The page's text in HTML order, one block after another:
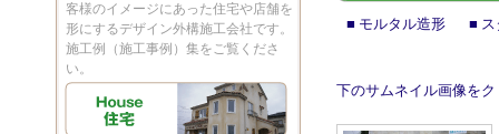
客様のイメージにあった住宅や店舗を
形にするデザイン外構施工会社です。
施工例（施工事例）集をご覧くださ
い。
■ モルタル造形 ■ ス
下のサムネイル画像を